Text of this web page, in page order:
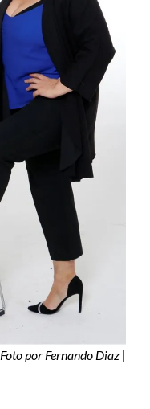
por Fernando Diaz |